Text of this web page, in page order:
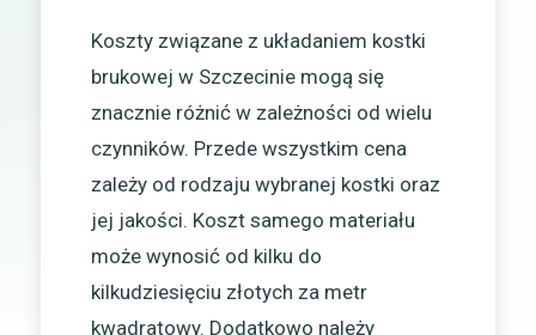
Koszty związane z układaniem kostki
brukowej w Szczecinie mogą się
znacznie różnić w zależności od wielu
czynników. Przede wszystkim cena
zależy od rodzaju wybranej kostki oraz
jej jakości. Koszt samego materiału
może wynosić od kilku do
kilkudziesięciu złotych za metr
kwadratowy. Dodatkowo należy